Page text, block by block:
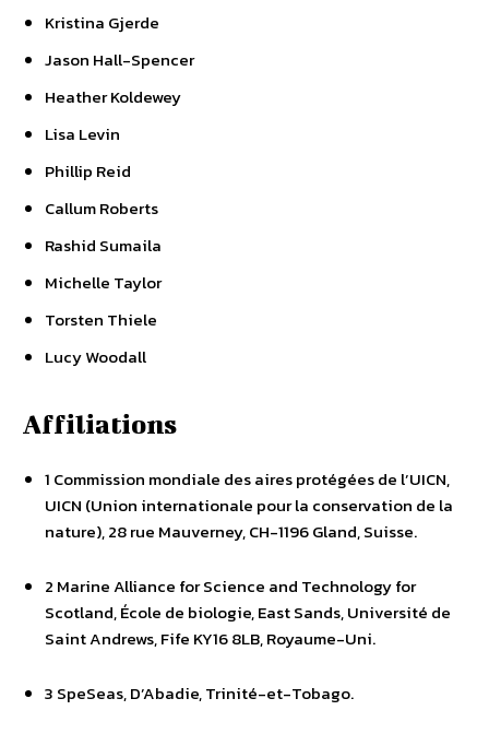
Kristina Gjerde
Jason Hall-Spencer
Heather Koldewey
Lisa Levin
Phillip Reid
Callum Roberts
Rashid Sumaila
Michelle Taylor
Torsten Thiele
Lucy Woodall
Affiliations
1 Commission mondiale des aires protégées de l’UICN,
UICN (Union internationale pour la conservation de la
nature), 28 rue Mauverney, CH-1196 Gland, Suisse.
2 Marine Alliance for Science and Technology for
Scotland, École de biologie, East Sands, Université de
Saint Andrews, Fife KY16 8LB, Royaume-Uni.
3 SpeSeas, D’Abadie, Trinité-et-Tobago.